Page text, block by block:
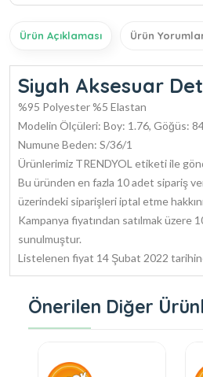
Ürün Açıklaması Ürün
Siyah Aksesuar
%95 Polyester %5 Elastan
Modelin Ölçüleri: Boy: 1.76, Göğüs:
Numune Beden: S/36/1
Ürünlerimiz TRENDYOL etiketi ile
Bu üründen en fazla 10 adet sipariş
üzerindeki siparişleri iptal etme
Kampanya fiyatından satılmak üzere
sunulmuştur.
Listelenen fiyat 14 Şubat 2022
Önerilen Diğer